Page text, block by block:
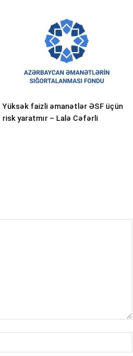
Yüksək faizli əmanətlər ƏSF üçün
risk yaratmır – Lalə Cəfərli